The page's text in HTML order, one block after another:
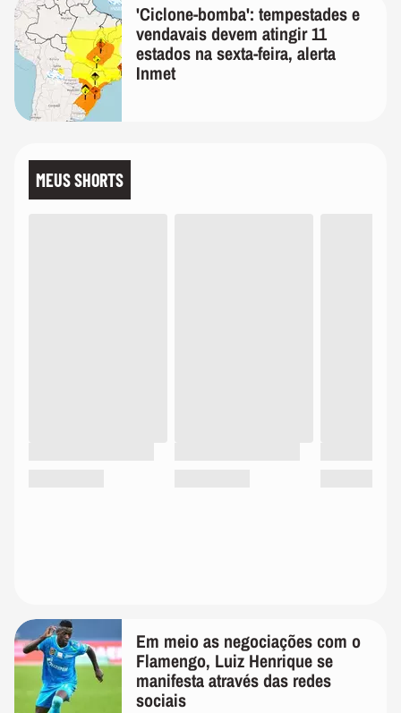
'Ciclone-bomba': tempestades e
vendavais devem atingir 11
estados na sexta-feira, alerta
Inmet
MEUS SHORTS
Em meio as negociações com o
Flamengo, Luiz Henrique se
manifesta através das redes
sociais